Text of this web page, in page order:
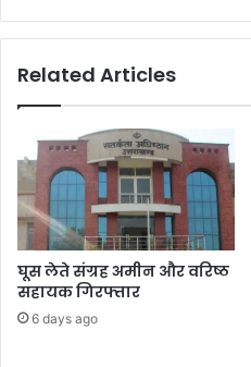
Related Articles
घूस लेते संग्रह अमीन और वरिष्ठ
सहायक गिरफ्तार
6 days ago